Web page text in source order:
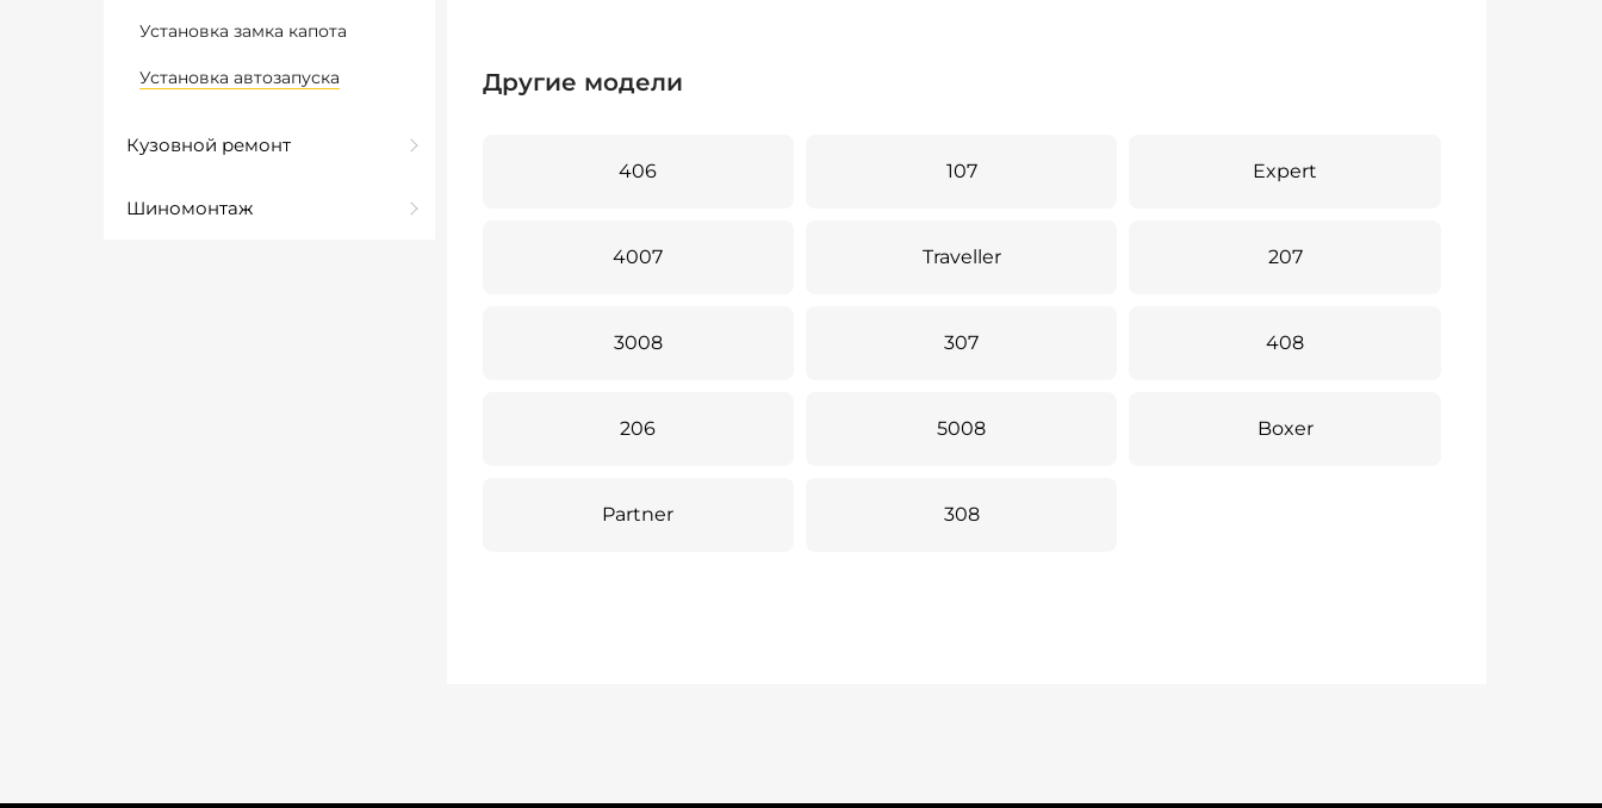
Установка замка капота
Установка автозапуска
Кузовной ремонт
Шиномонтаж
Другие модели
406 107 Expert
4007 Traveller 207
3008 307 408
206 5008 Boxer
Partner 308